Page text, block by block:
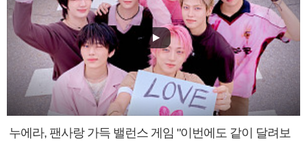
누에라, 팬사랑 가득 밸런스 게임 "이번에도 같이 달려보